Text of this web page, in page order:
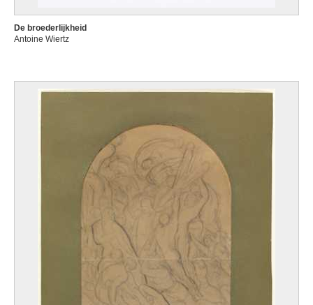
De broederlijkheid
Antoine Wiertz